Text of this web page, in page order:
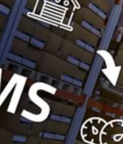
Çadır
Pet Malzemeleri